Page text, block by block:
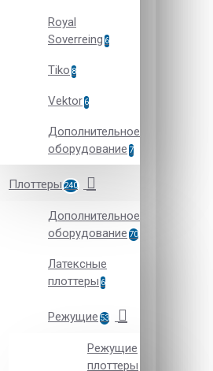
Royal
Soverreing 6
Tiko 8
Vektor 6
Дополнительное
оборудование 7
Плоттеры 240
Дополнительное
оборудование 70
Латексные
плоттеры 6
Режущие 53
Режущие
плоттеры